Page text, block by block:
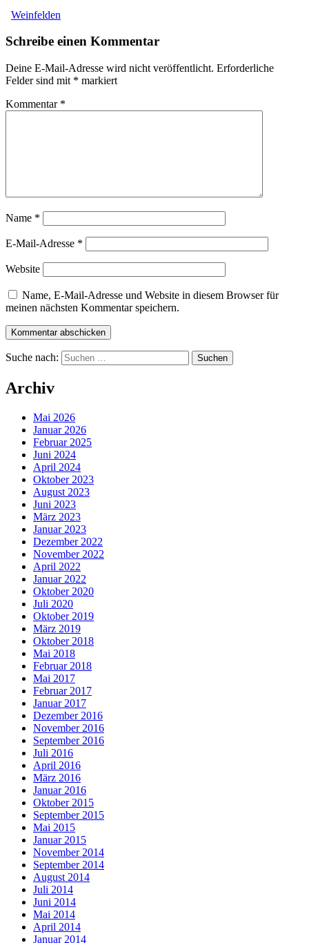
Weinfelden
Schreibe einen Kommentar
Deine E-Mail-Adresse wird nicht veröffentlicht. Erforderliche
Felder sind mit * markiert
Kommentar *
Name *
E-Mail-Adresse *
Website
Name, E-Mail-Adresse und Website in diesem Browser für
meinen nächsten Kommentar speichern.
Suche nach:
Archiv
Mai 2026
Januar 2026
Februar 2025
Juni 2024
April 2024
Oktober 2023
August 2023
Juni 2023
März 2023
Januar 2023
Dezember 2022
November 2022
April 2022
Januar 2022
Oktober 2020
Juli 2020
Oktober 2019
März 2019
Oktober 2018
Mai 2018
Februar 2018
Mai 2017
Februar 2017
Januar 2017
Dezember 2016
November 2016
September 2016
Juli 2016
April 2016
März 2016
Januar 2016
Oktober 2015
September 2015
Mai 2015
Januar 2015
November 2014
September 2014
August 2014
Juli 2014
Juni 2014
Mai 2014
April 2014
Januar 2014